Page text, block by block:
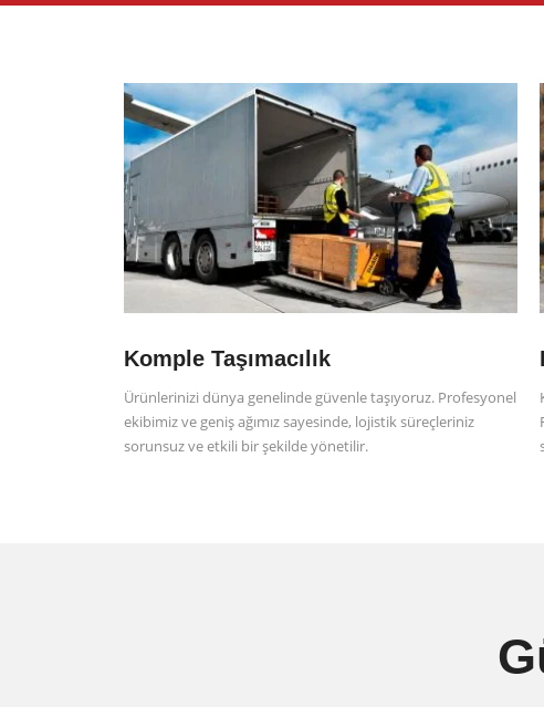
Komple Taşımacılık
Ürünlerinizi dünya genelinde güvenle taşıyoruz. Profesyonel
ekibimiz ve geniş ağımız sayesinde, lojistik süreçleriniz
sorunsuz ve etkili bir şekilde yönetilir.